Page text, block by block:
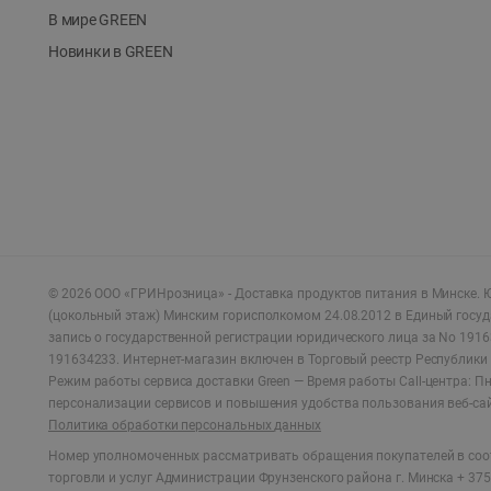
В мире GREEN
Новинки в GREEN
© 2026 ООО «ГРИНрозница» - Доставка продуктов питания в Минске.
(цокольный этаж) Минским горисполкомом 24.08.2012 в Единый
запись о государственной регистрации юридического лица за No
191634233. Интернет-магазин включен в Торговый реестр
Режим работы сервиса доставки Green — Время работы Call-центра:
персонализации сервисов и повышения удобства пользования веб-
Политика обработки персональных данных
Номер уполномоченных рассматривать обращения покупателей в
торговли и услуг Администрации Фрунзенского района г. Минска +